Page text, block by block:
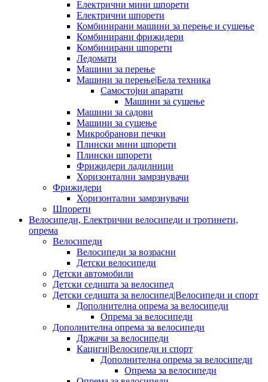
Електрични мини шпорети
Електрични шпорети
Комбинирани машини за перење и сушење
Комбинирани фрижидери
Комбинирани шпорети
Ледомати
Машини за перење
Машини за перење|Бела техника
Самостојни апарати
Машини за сушење
Машини за садови
Машини за сушење
Микробранови печки
Плински мини шпорети
Плински шпорети
Фрижидери ладилници
Хоризонтални замрзнувачи
Фрижидери
Хоризонтални замрзнувачи
Шпорети
Велосипеди, Електрични велосипеди и тротинети,
опрема
Велосипеди
Велосипеди за возрасни
Детски велосипеди
Детски автомобили
Детски седишта за велосипед
Детски седишта за велосипед|Велосипеди и спорт
Дополнителна опрема за велосипеди
Опрема за велосипеди
Дополнителна опрема за велосипеди
Држачи за велосипеди
Кациги|Велосипеди и спорт
Дополнителна опрема за велосипеди
Опрема за велосипеди